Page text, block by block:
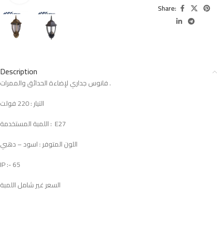
Share:
Description
فانوس جداري لإضاءة الحدائق والممرات .
التيار : 220 فولت
اللمبة المستخدمة : E27
اللون المتوفر : اسود – دهبي
IP :- 65
السعر غير شامل اللمبة